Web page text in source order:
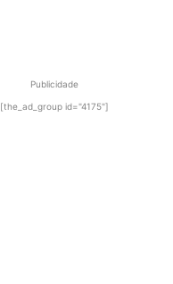
Publicidade
[the_ad_group id="4175"]